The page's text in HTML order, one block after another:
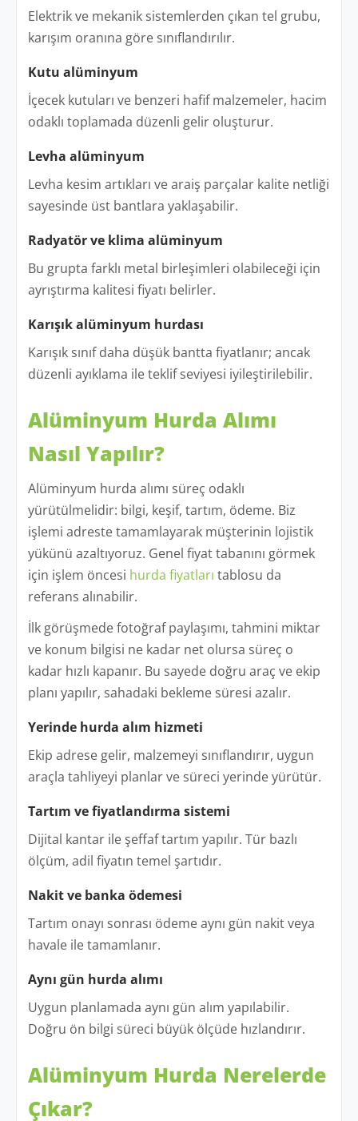
Elektrik ve mekanik sistemlerden çıkan tel grubu,
karışım oranına göre sınıflandırılır.
Kutu alüminyum
İçecek kutuları ve benzeri hafif malzemeler, hacim
odaklı toplamada düzenli gelir oluşturur.
Levha alüminyum
Levha kesim artıkları ve araiş parçalar kalite netliği
sayesinde üst bantlara yaklaşabilir.
Radyatör ve klima alüminyum
Bu grupta farklı metal birleşimleri olabileceği için
ayrıştırma kalitesi fiyatı belirler.
Karışık alüminyum hurdası
Karışık sınıf daha düşük bantta fiyatlanır; ancak
düzenli ayıklama ile teklif seviyesi iyileştirilebilir.
Alüminyum Hurda Alımı
Nasıl Yapılır?
Alüminyum hurda alımı süreç odaklı
yürütülmelidir: bilgi, keşif, tartım, ödeme. Biz
işlemi adreste tamamlayarak müşterinin lojistik
yükünü azaltıyoruz. Genel fiyat tabanını görmek
için işlem öncesi hurda fiyatları tablosu da
referans alınabilir.
İlk görüşmede fotoğraf paylaşımı, tahmini miktar
ve konum bilgisi ne kadar net olursa süreç o
kadar hızlı kapanır. Bu sayede doğru araç ve ekip
planı yapılır, sahadaki bekleme süresi azalır.
Yerinde hurda alım hizmeti
Ekip adrese gelir, malzemeyi sınıflandırır, uygun
araçla tahliyeyi planlar ve süreci yerinde yürütür.
Tartım ve fiyatlandırma sistemi
Dijital kantar ile şeffaf tartım yapılır. Tür bazlı
ölçüm, adil fiyatın temel şartıdır.
Nakit ve banka ödemesi
Tartım onayı sonrası ödeme aynı gün nakit veya
havale ile tamamlanır.
Aynı gün hurda alımı
Uygun planlamada aynı gün alım yapılabilir.
Doğru ön bilgi süreci büyük ölçüde hızlandırır.
Alüminyum Hurda Nerelerde
Çıkar?